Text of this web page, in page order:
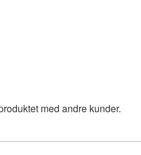
med andre kunder.